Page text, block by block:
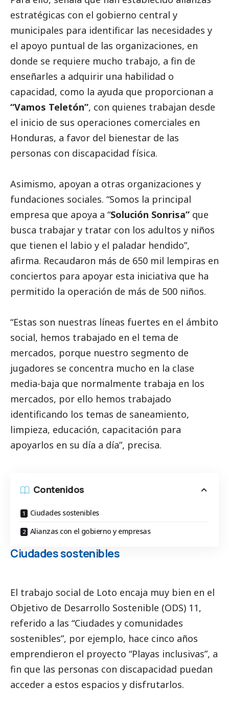
estratégicas con el gobierno central y
municipales para identificar las necesidades y
el apoyo puntual de las organizaciones, en
donde se requiere mucho trabajo, a fin de
enseñarles a adquirir una habilidad o
capacidad, como la ayuda que proporcionan a
“Vamos Teletón”, con quienes trabajan desde
el inicio de sus operaciones comerciales en
Honduras, a favor del bienestar de las
personas con discapacidad física.
Asimismo, apoyan a otras organizaciones y
fundaciones sociales. “Somos la principal
empresa que apoya a “Solución Sonrisa” que
busca trabajar y tratar con los adultos y niños
que tienen el labio y el paladar hendido”,
afirma. Recaudaron más de 650 mil lempiras en
conciertos para apoyar esta iniciativa que ha
permitido la operación de más de 500 niños.
“Estas son nuestras líneas fuertes en el ámbito
social, hemos trabajado en el tema de
mercados, porque nuestro segmento de
jugadores se concentra mucho en la clase
media-baja que normalmente trabaja en los
mercados, por ello hemos trabajado
identificando los temas de saneamiento,
limpieza, educación, capacitación para
apoyarlos en su día a día”, precisa.
Contenidos
Ciudades sostenibles
Alianzas con el gobierno y empresas
Ciudades sostenibles
El trabajo social de Loto encaja muy bien en el
Objetivo de Desarrollo Sostenible (ODS) 11,
referido a las “Ciudades y comunidades
sostenibles”, por ejemplo, hace cinco años
emprendieron el proyecto “Playas inclusivas”, a
fin que las personas con discapacidad puedan
acceder a estos espacios y disfrutarlos.